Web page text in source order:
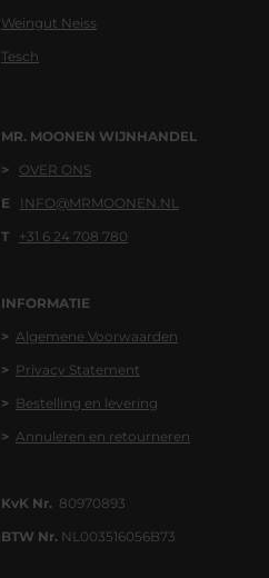
Weingut Neiss
Tesch
MR. MOONEN WIJNHANDEL
>
OVER ONS
E
INFO@MRMOONEN.NL
T
+31 6 24 708 780
INFORMATIE
> Algemene Voorwaarden
> Privacy Statement
> Bestelling en levering
> Annuleren en retourneren
KvK Nr. 80970893
BTW Nr. NL003516056B73